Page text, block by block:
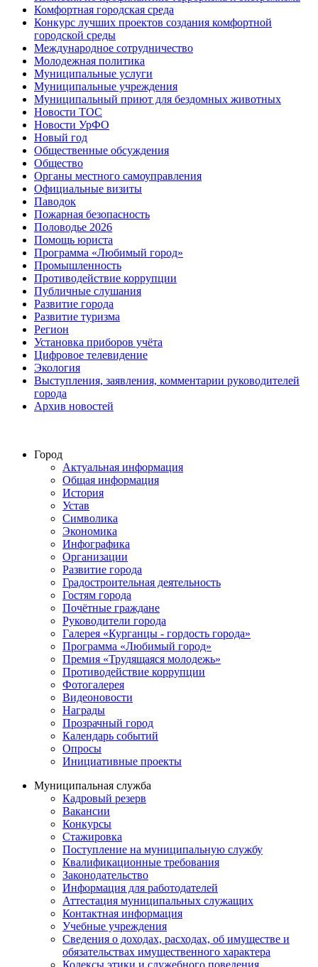
Комфортная городская среда
Конкурс лучших проектов создания комфортной
городской среды
Международное сотрудничество
Молодежная политика
Муниципальные услуги
Муниципальные учреждения
Муниципальный приют для бездомных животных
Новости ТОС
Новости УрФО
Новый год
Общественные обсуждения
Общество
Органы местного самоуправления
Официальные визиты
Паводок
Пожарная безопасность
Половодье 2026
Помощь юриста
Программа «Любимый город»
Промышленность
Противодействие коррупции
Публичные слушания
Развитие города
Развитие туризма
Регион
Установка приборов учёта
Цифровое телевидение
Экология
Выступления, заявления, комментарии руководителей
города
Архив новостей
Город
Актуальная информация
Общая информация
История
Устав
Символика
Экономика
Инфографика
Организации
Развитие города
Градостроительная деятельность
Гостям города
Почётные граждане
Руководители города
Галерея «Курганцы - гордость города»
Программа «Любимый город»
Премия «Трудящаяся молодежь»
Противодействие коррупции
Фотогалерея
Видеоновости
Награды
Прозрачный город
Календарь событий
Опросы
Инициативные проекты
Муниципальная служба
Кадровый резерв
Вакансии
Конкурсы
Стажировка
Поступление на муниципальную службу
Квалификационные требования
Законодательство
Информация для работодателей
Аттестация муниципальных служащих
Контактная информация
Учебные учреждения
Сведения о доходах, расходах, об имуществе и
обязательствах имущественного характера